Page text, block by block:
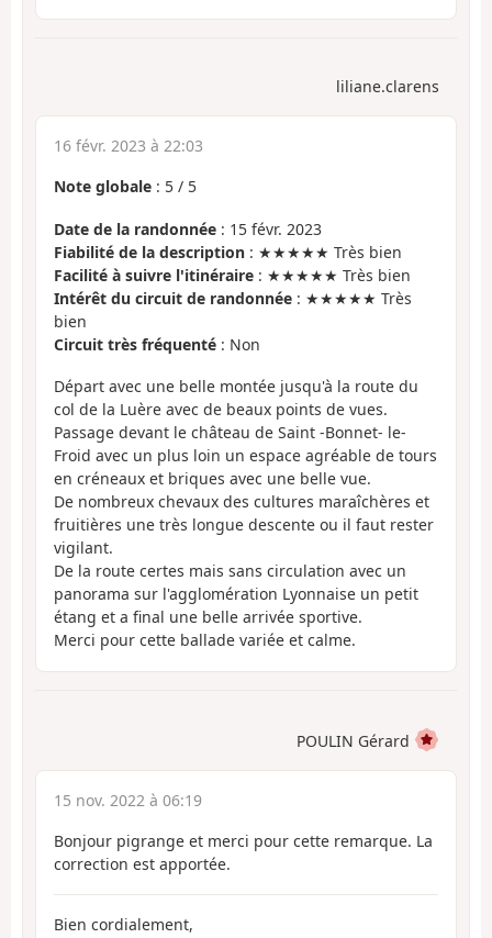
liliane.clarens
16 févr. 2023 à 22:03
Note globale : 5 / 5
Date de la randonnée : 15 févr. 2023
Fiabilité de la description : ★★★★★ Très bien
Facilité à suivre l'itinéraire : ★★★★★ Très bien
Intérêt du circuit de randonnée : ★★★★★ Très
bien
Circuit très fréquenté : Non
Départ avec une belle montée jusqu'à la route du
col de la Luère avec de beaux points de vues.
Passage devant le château de Saint -Bonnet- le-
Froid avec un plus loin un espace agréable de tours
en créneaux et briques avec une belle vue.
De nombreux chevaux des cultures maraîchères et
fruitières une très longue descente ou il faut rester
vigilant.
De la route certes mais sans circulation avec un
panorama sur l'agglomération Lyonnaise un petit
étang et a final une belle arrivée sportive.
Merci pour cette ballade variée et calme.
POULIN Gérard
15 nov. 2022 à 06:19
Bonjour pigrange et merci pour cette remarque. La
correction est apportée.
Bien cordialement,